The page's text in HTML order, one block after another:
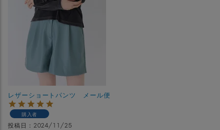
レザーショートパンツ メール便
購入者
投稿日 2024/11/25